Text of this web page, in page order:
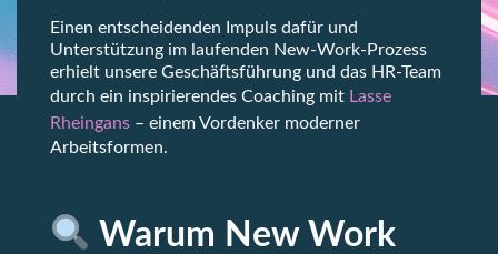
Einen entscheidenden Impuls dafür und
Unterstützung im laufenden New-Work-Prozess
erhielt unsere Geschäftsführung und das HR-Team
durch ein inspirierendes Coaching mit Lasse
Rheingans – einem Vordenker moderner
Arbeitsformen.
Warum New Work